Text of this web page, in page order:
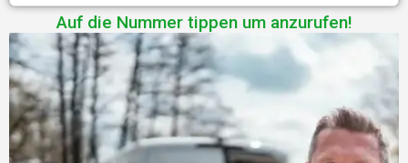
Auf die Nummer tippen um anzurufen!